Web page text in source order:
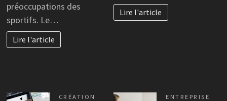
préoccupations des
sportifs. Le…
Lire l'article
Lire l'article
CRÉATION
ENTREPRISE